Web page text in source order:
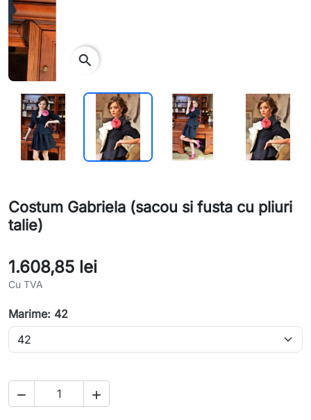
Costum Gabriela (sacou si fusta cu pliuri
talie)
1.608,85 lei
Cu TVA
Marime: 42
 